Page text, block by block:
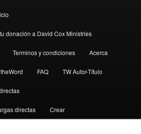
donación a David Cox Ministries
Terminos y condiciones Acerca
FAQ TW Autor-Título
directas Crear